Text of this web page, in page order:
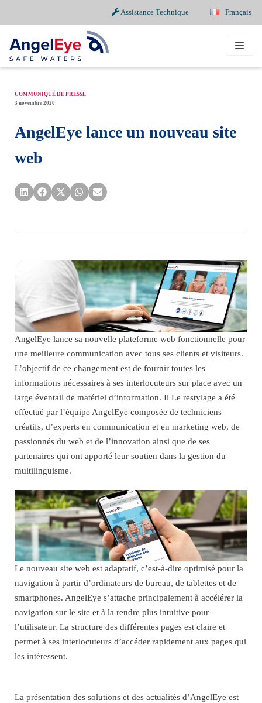
Assistance Technique Français
au
contenu
COMMUNIQUÉ DE PRESSE
3 novembre 2020
AngelEye lance un nouveau site
web
AngelEye lance sa nouvelle plateforme web fonctionnelle pour
une meilleure communication avec tous ses clients et visiteurs.
L’objectif de ce changement est de fournir toutes les
informations nécessaires à ses interlocuteurs sur place avec un
large éventail de matériel d’information. Il Le restylage a été
effectué par l’équipe AngelEye composée de techniciens
créatifs, d’experts en communication et en marketing web, de
passionnés du web et de l’innovation ainsi que de ses
partenaires qui ont apporté leur soutien dans la gestion du
multilinguisme.
Le nouveau site web est adaptatif, c’est-à-dire optimisé pour la
navigation à partir d’ordinateurs de bureau, de tablettes et de
smartphones. AngelEye s’attache principalement à accélérer la
navigation sur le site et à la rendre plus intuitive pour
l’utilisateur. La structure des différentes pages est claire et
permet à ses interlocuteurs d’accéder rapidement aux pages qui
les intéressent.
La présentation des solutions et des actualités d’AngelEye est